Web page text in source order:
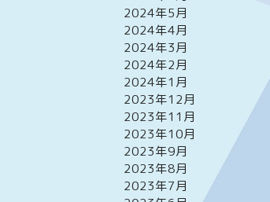
2024年5月
2024年4月
2024年3月
2024年2月
2024年1月
2023年12月
2023年11月
2023年10月
2023年9月
2023年8月
2023年7月